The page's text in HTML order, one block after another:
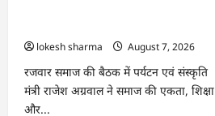
आर्थिक
का
नया
आधार
lokesh sharma
August 7, 2026
रजवार समाज की बैठक में पर्यटन एवं संस्कृति
मंत्री राजेश अग्रवाल ने समाज की एकता, शिक्षा
और...